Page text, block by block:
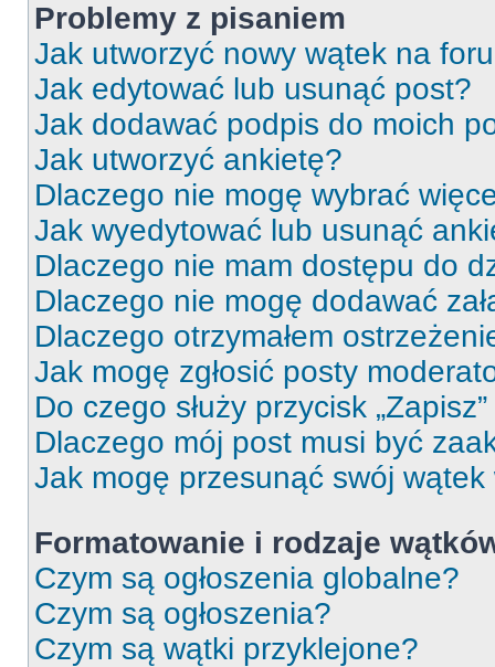
Problemy z pisaniem
Jak utworzyć nowy wątek na
Jak edytować lub usunąć post?
Jak dodawać podpis do moich
Jak utworzyć ankietę?
Dlaczego nie mogę wybrać
Jak wyedytować lub usunąć
Dlaczego nie mam dostępu do
Dlaczego nie mogę dodawać
Dlaczego otrzymałem
Jak mogę zgłosić posty
Do czego służy przycisk
Dlaczego mój post musi być
Jak mogę przesunąć swój wątek
Formatowanie i rodzaje
Czym są ogłoszenia globalne?
Czym są ogłoszenia?
Czym są wątki przyklejone?